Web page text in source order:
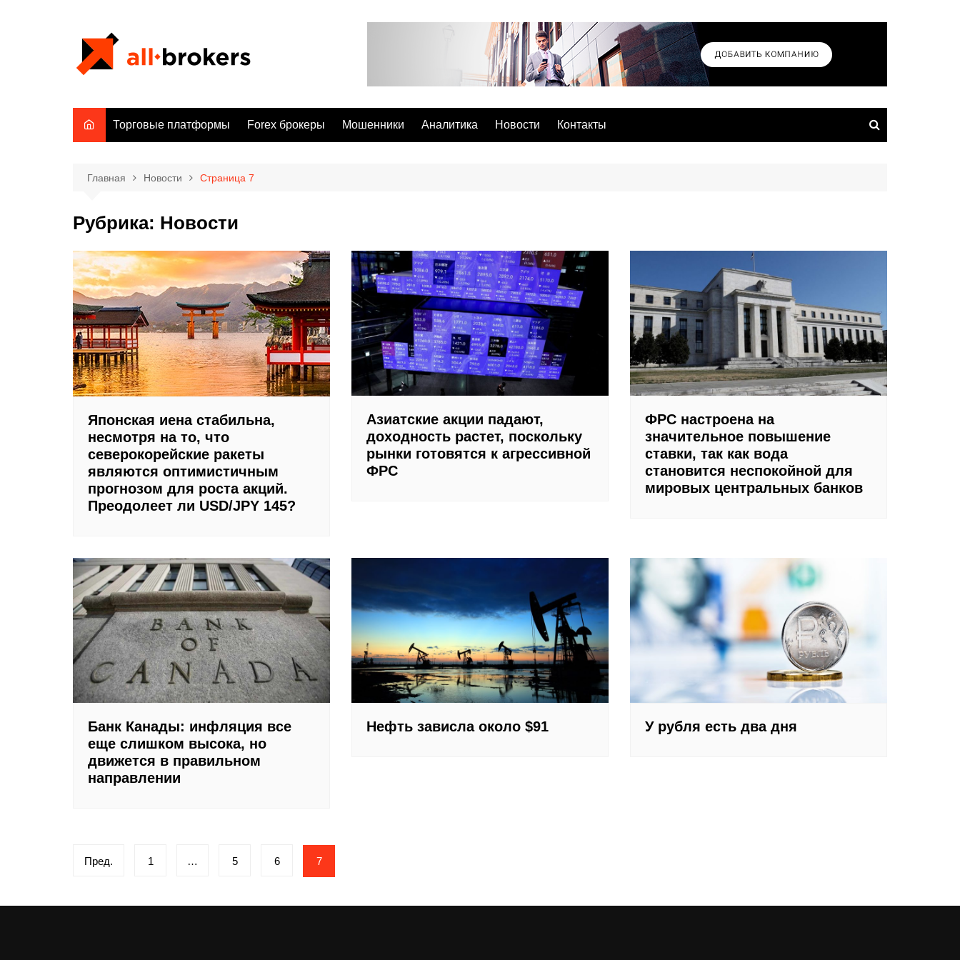
Торговые платформы Forex брокеры Мошенники Аналитика Новости Контакты
Главная Новости Страница 7
Рубрика: Новости
Японская иена стабильна,
несмотря на то, что
северокорейские ракеты
являются оптимистичным
прогнозом для роста акций.
Преодолеет ли USD/JPY 145?
Азиатские акции падают,
доходность растет, поскольку
рынки готовятся к агрессивной
ФРС
ФРС настроена на
значительное повышение
ставки, так как вода
становится неспокойной для
мировых центральных банков
Банк Канады: инфляция все
еще слишком высока, но
движется в правильном
направлении
Нефть зависла около $91 У рубля есть два дня
Навигация
записям
Пред. 1 … 5 6 7